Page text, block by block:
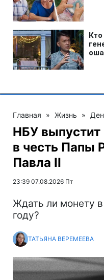
Главная » Жизнь »
НБУ
в честь Папы
Павла II
23:39 07.08.2026 Пт
Ждать ли монету
году?
ТАТЬЯНА ВЕРЕМЕЕВА